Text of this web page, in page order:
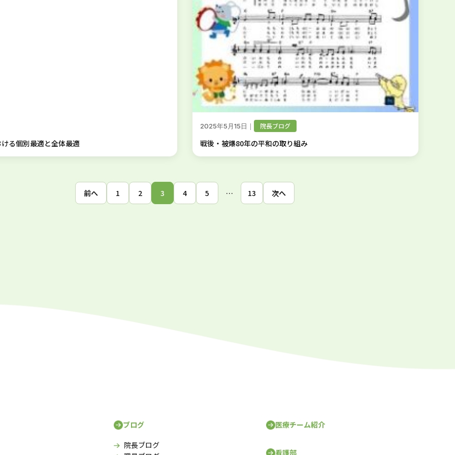
る個別最適と全体最適
2025年5月15日 ｜ 院長ブログ
戦後・被爆80年の平和の取り組み
前へ 1 2 3 4 5 … 13 次へ
ブログ
院長ブログ
医療チーム紹介
看護部